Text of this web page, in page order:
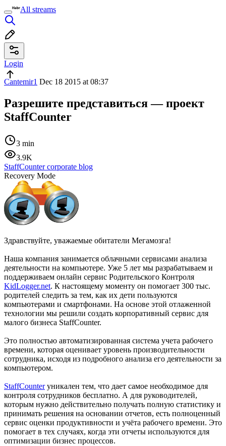
All streams
Login
Cantemir1 Dec 18 2015 at 08:37
Разрешите представиться — проект
StaffCounter
3 min
3.9K
StaffCounter corporate blog
Recovery Mode
Здравствуйте, уважаемые обитатели Мегамозга!
Наша компания занимается облачными сервисами анализа
деятельности на компьютере. Уже 5 лет мы разрабатываем и
поддерживаем онлайн сервис Родительского Контроля
KidLogger.net. К настоящему моменту он помогает 300 тыс.
родителей следить за тем, как их дети пользуются
компьютерами и смартфонами. На основе этой отлаженной
технологии мы решили создать корпоративный сервис для
малого бизнеса StaffCounter.
Это полностью автоматизированная система учета рабочего
времени, которая оценивает уровень производительности
сотрудника, исходя из подробного анализа его деятельности за
компьютером.
StaffCounterуникален тем, что дает самое необходимое для
контроля сотрудников бесплатно. А для руководителей,
которым нужно действительно получать полную статистику и
принимать решения на основании отчетов, есть полноценный
сервис оценки продуктивности и учёта рабочего времени. Это
помогает в тех случаях, когда эти отчеты используются для
оптимизации бизнес процессов.